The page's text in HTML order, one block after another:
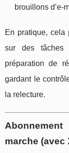
brouillons d’e-
En pratique, cela
sur des tâches
préparation de
gardant le
la relecture.
marche (avec